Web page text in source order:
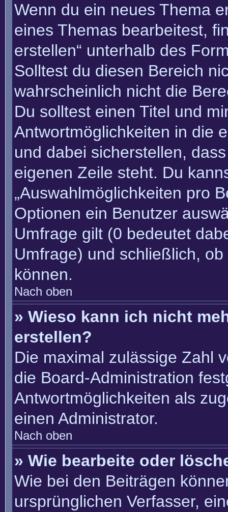
Wenn du ein neues Thema
eines Themas bearbeitest,
erstellen“ unterhalb des
Solltest du diesen Bereich
wahrscheinlich nicht die
Du solltest einen Titel und
Antwortmöglichkeiten in die
und dabei sicherstellen,
eigenen Zeile steht. Du
„Auswahlmöglichkeiten pro
Optionen ein Benutzer
Umfrage gilt (0 bedeutet
Umfrage) und schließlich,
können.
Nach oben
» Wieso kann ich nicht
erstellen?
Die maximal zulässige Zahl
die Board-Administration
Antwortmöglichkeiten als
einen Administrator.
Nach oben
» Wie bearbeite oder
Wie bei den Beiträgen
ursprünglichen Verfasser,